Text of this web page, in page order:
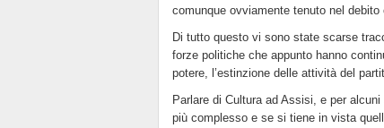
comunque ovviamente tenuto nel
Di tutto questo vi sono state scarse
forze politiche che appunto hanno
potere, l’estinzione delle attività del
Parlare di Cultura ad Assisi, e per
più complesso e se si tiene in vista